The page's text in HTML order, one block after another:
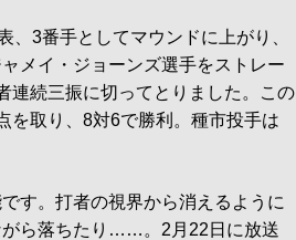
3番手としてマウンドに上がり、
メイ・ジョーンズ選手をストレー
連続三振に切ってとりました。この
を取り、8対6で勝利。種市投手は
す。打者の視界から消えるように
がら落ちたり……。2月22日に放送